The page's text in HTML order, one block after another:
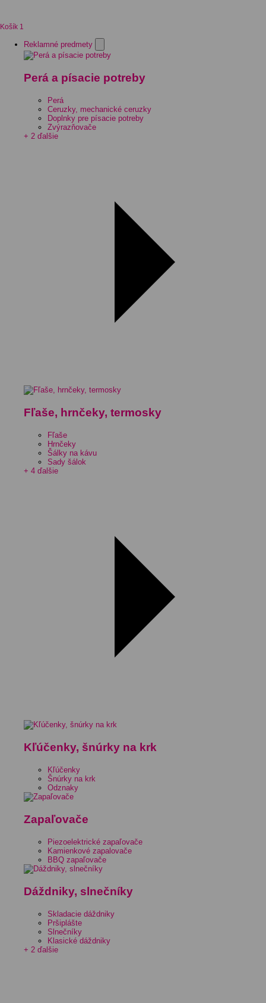
Košík 1
Reklamné predmety
Perá a písacie potreby
Perá
Ceruzky, mechanické ceruzky
Doplnky pre písacie potreby
Zvýrazňovače
+ 2 ďalšie
Fľaše, hrnčeky, termosky
Fľaše
Hrnčeky
Šálky na kávu
Sady šálok
+ 4 ďalšie
Kľúčenky, šnúrky na krk
Kľúčenky
Šnúrky na krk
Odznaky
Zapaľovače
Piezoelektrické zapaľovače
Kamienkové zapalovače
BBQ zapaľovače
Dáždniky, slnečníky
Skladacie dáždniky
Pršiplášte
Slnečníky
Klasické dáždniky
+ 2 ďalšie